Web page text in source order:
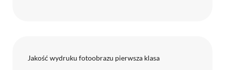
Jakość wydruku fotoobrazu pierwsza klasa